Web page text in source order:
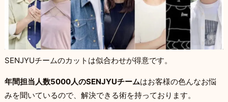
SENJYUチームのカットは似合わせが得意です。
年間担当人数5000人のSENJYUチームはお客様の色んなお悩
みを聞いているので、解決できる術を持っております。